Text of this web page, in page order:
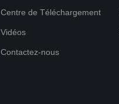
Centre de Téléchargement
Vidéos
Contactez-nous